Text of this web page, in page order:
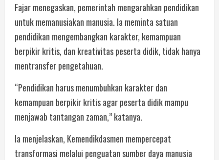
Fajar menegaskan, pemerintah mengarahkan pendidikan
untuk memanusiakan manusia. Ia meminta satuan
pendidikan mengembangkan karakter, kemampuan
berpikir kritis, dan kreativitas peserta didik, tidak hanya
mentransfer pengetahuan.
“Pendidikan harus menumbuhkan karakter dan
kemampuan berpikir kritis agar peserta didik mampu
menjawab tantangan zaman,” katanya.
Ia menjelaskan, Kemendikdasmen mempercepat
transformasi melalui penguatan sumber daya manusia